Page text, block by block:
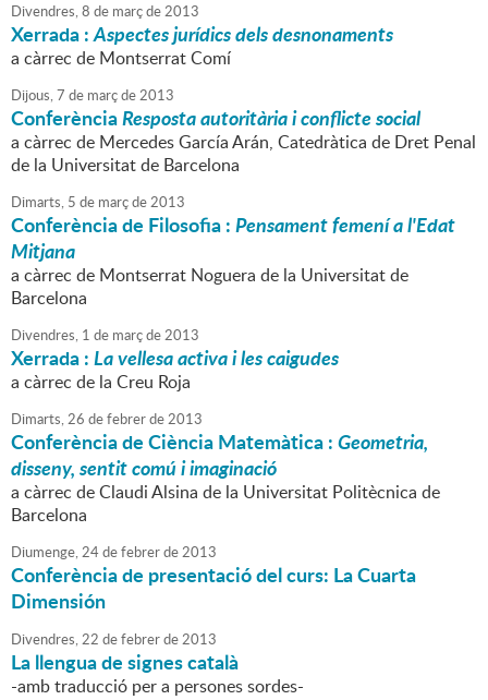
Divendres,8 de marçde2013
Xerrada :Aspectes jurídics dels desnonaments
a càrrec de Montserrat Comí
Dijous,7 de marçde2013
ConferènciaResposta autoritària i conflicte social
a càrrec de Mercedes García Arán, Catedràtica de Dret Penal
de la Universitat de Barcelona
Dimarts, 5 de marçde2013
Conferència de Filosofia :Pensament femení a l'Edat
Mitjana
a càrrec de Montserrat Noguera de la Universitat de
Barcelona
Divendres, 1 de marçde2013
Xerrada :La vellesa activa i les caigudes
a càrrec de la Creu Roja
Dimarts,26 defebrerde2013
Conferència de Ciència Matemàtica :Geometria,
disseny, sentit comú i imaginació
a càrrec de Claudi Alsina de la Universitat Politècnica de
Barcelona
Diumenge,24defebrerde2013
Conferència de presentació del curs: La Cuarta
Dimensión
Divendres,22 defebrerde2013
La llengua de signes català
-amb traducció per a persones sordes-